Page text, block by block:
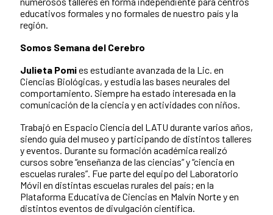
educativos formales y no formales de nuestro país y la
región.
Somos Semana del Cerebro
Julieta Pomies estudiante avanzada de la Lic. en
Ciencias Biológicas, y estudia las bases neurales del
comportamiento. Siempre ha estado interesada en la
comunicación de la ciencia y en actividades con niños.
Trabajó en Espacio Ciencia del LATU durante varios años,
siendo guía del museo y participando de distintos talleres
y eventos. Durante su formación académica realizó
cursos sobre “enseñanza de las ciencias” y “ciencia en
escuelas rurales”. Fue parte del equipo del Laboratorio
Móvil en distintas escuelas rurales del país; en la
Plataforma Educativa de Ciencias en Malvín Norte y en
distintos eventos de divulgación científica.